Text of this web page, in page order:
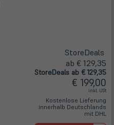
StoreDeals
ab € 129,35
StoreDeals ab € 129,35
€ 199,00
inkl. USt
Kostenlose Lieferung
innerhalb Deutschlands
mit DHL